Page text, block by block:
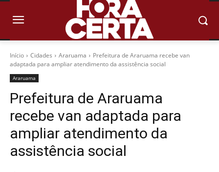
Início Cidades Araruama
Prefeitura de Araruama recebe van
adaptada para ampliar atendimento da assistência social
Araruama
Prefeitura de Araruama
recebe van adaptada para
ampliar atendimento da
assistência social